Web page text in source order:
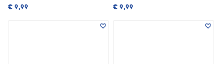
€ 9,99 € 9,99